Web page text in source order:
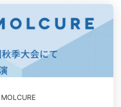
MOLCURE